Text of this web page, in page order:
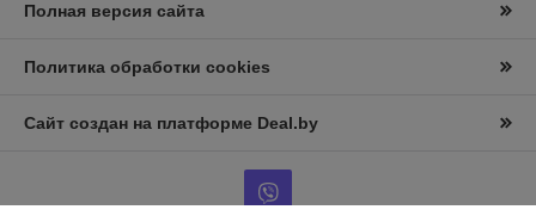
Полная версия сайта
Политика обработки cookies
Сайт создан на платформе Deal.by